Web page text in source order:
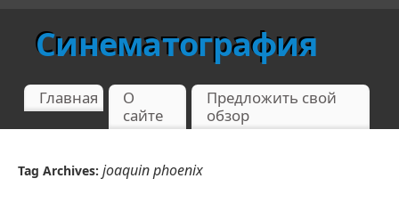
Синематография
Главная
О
сайте
Предложить свой
обзор
Tag Archives: joaquin phoenix